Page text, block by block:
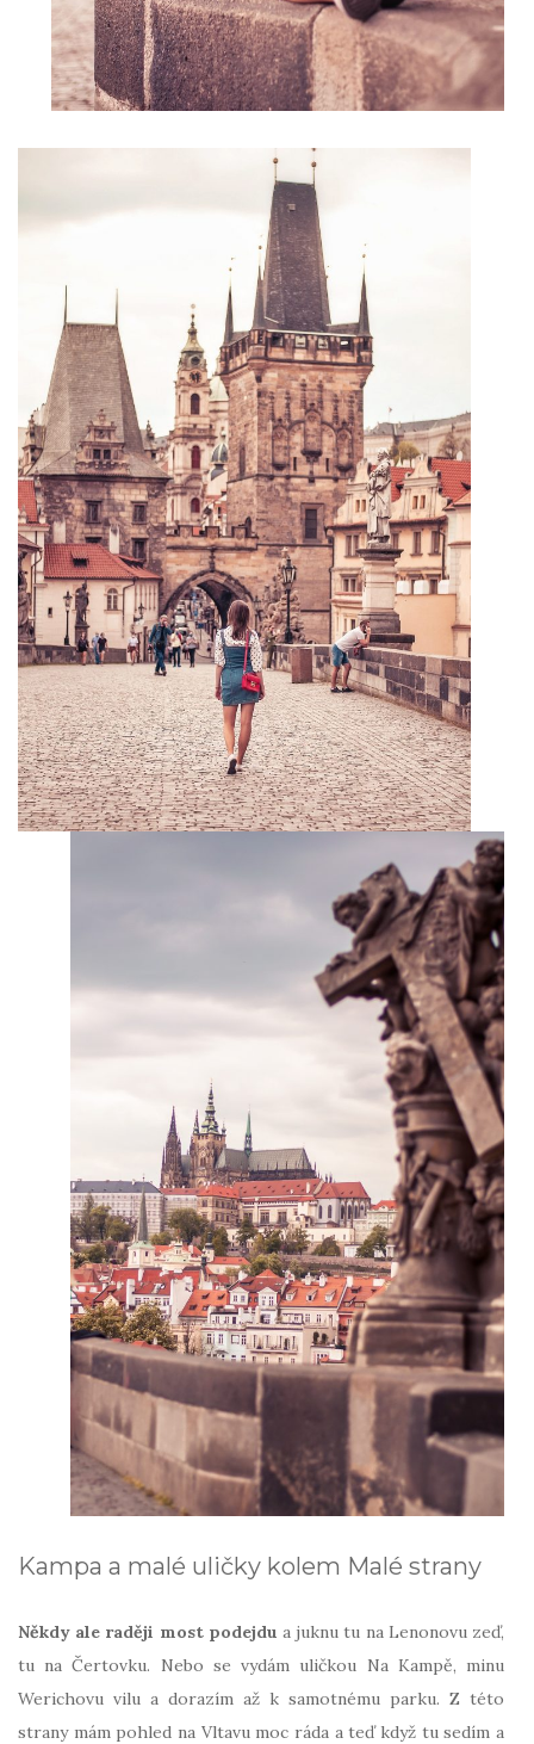
Kampa a malé uličky kolem Malé strany
Někdy ale raději most podejdu a juknu tu na Lenonovu zeď,
tu na Čertovku. Nebo se vydám uličkou Na Kampě, minu
Werichovu vilu a dorazím až k samotnému parku. Z této
strany mám pohled na Vltavu moc ráda a teď když tu sedím a